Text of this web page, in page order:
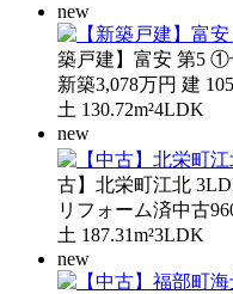
new
築戸建】富安 第5 ①
新築3,078万円 建
土 130.72m²4LDK
new
古】北栄町江北
リフォーム済中古
土 187.31m²3LDK
new